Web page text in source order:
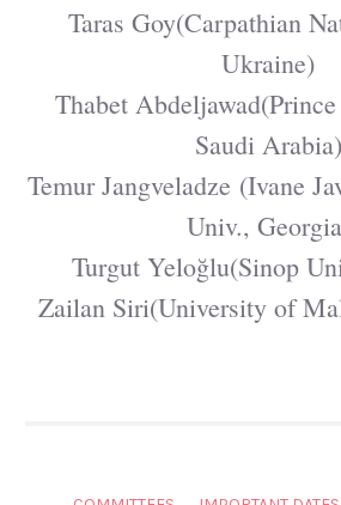
Taras Goy(Carpathian
Ukraine)
Thabet
Saudi Arabia)
Temur Jangveladze (Ivane
Univ.,
Turgut Yeloğlu(Sinop
Zailan Siri(University of